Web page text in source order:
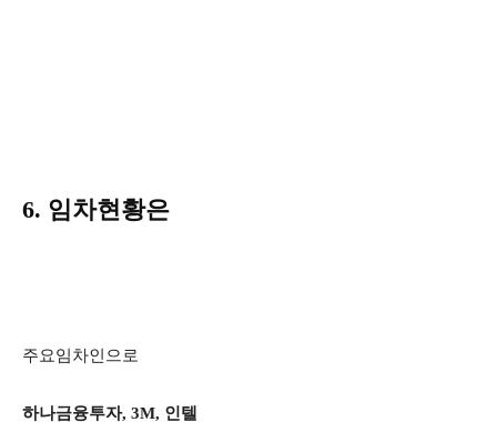
6. 임차현황은
주요임차인으로
하나금융투자, 3M, 인텔